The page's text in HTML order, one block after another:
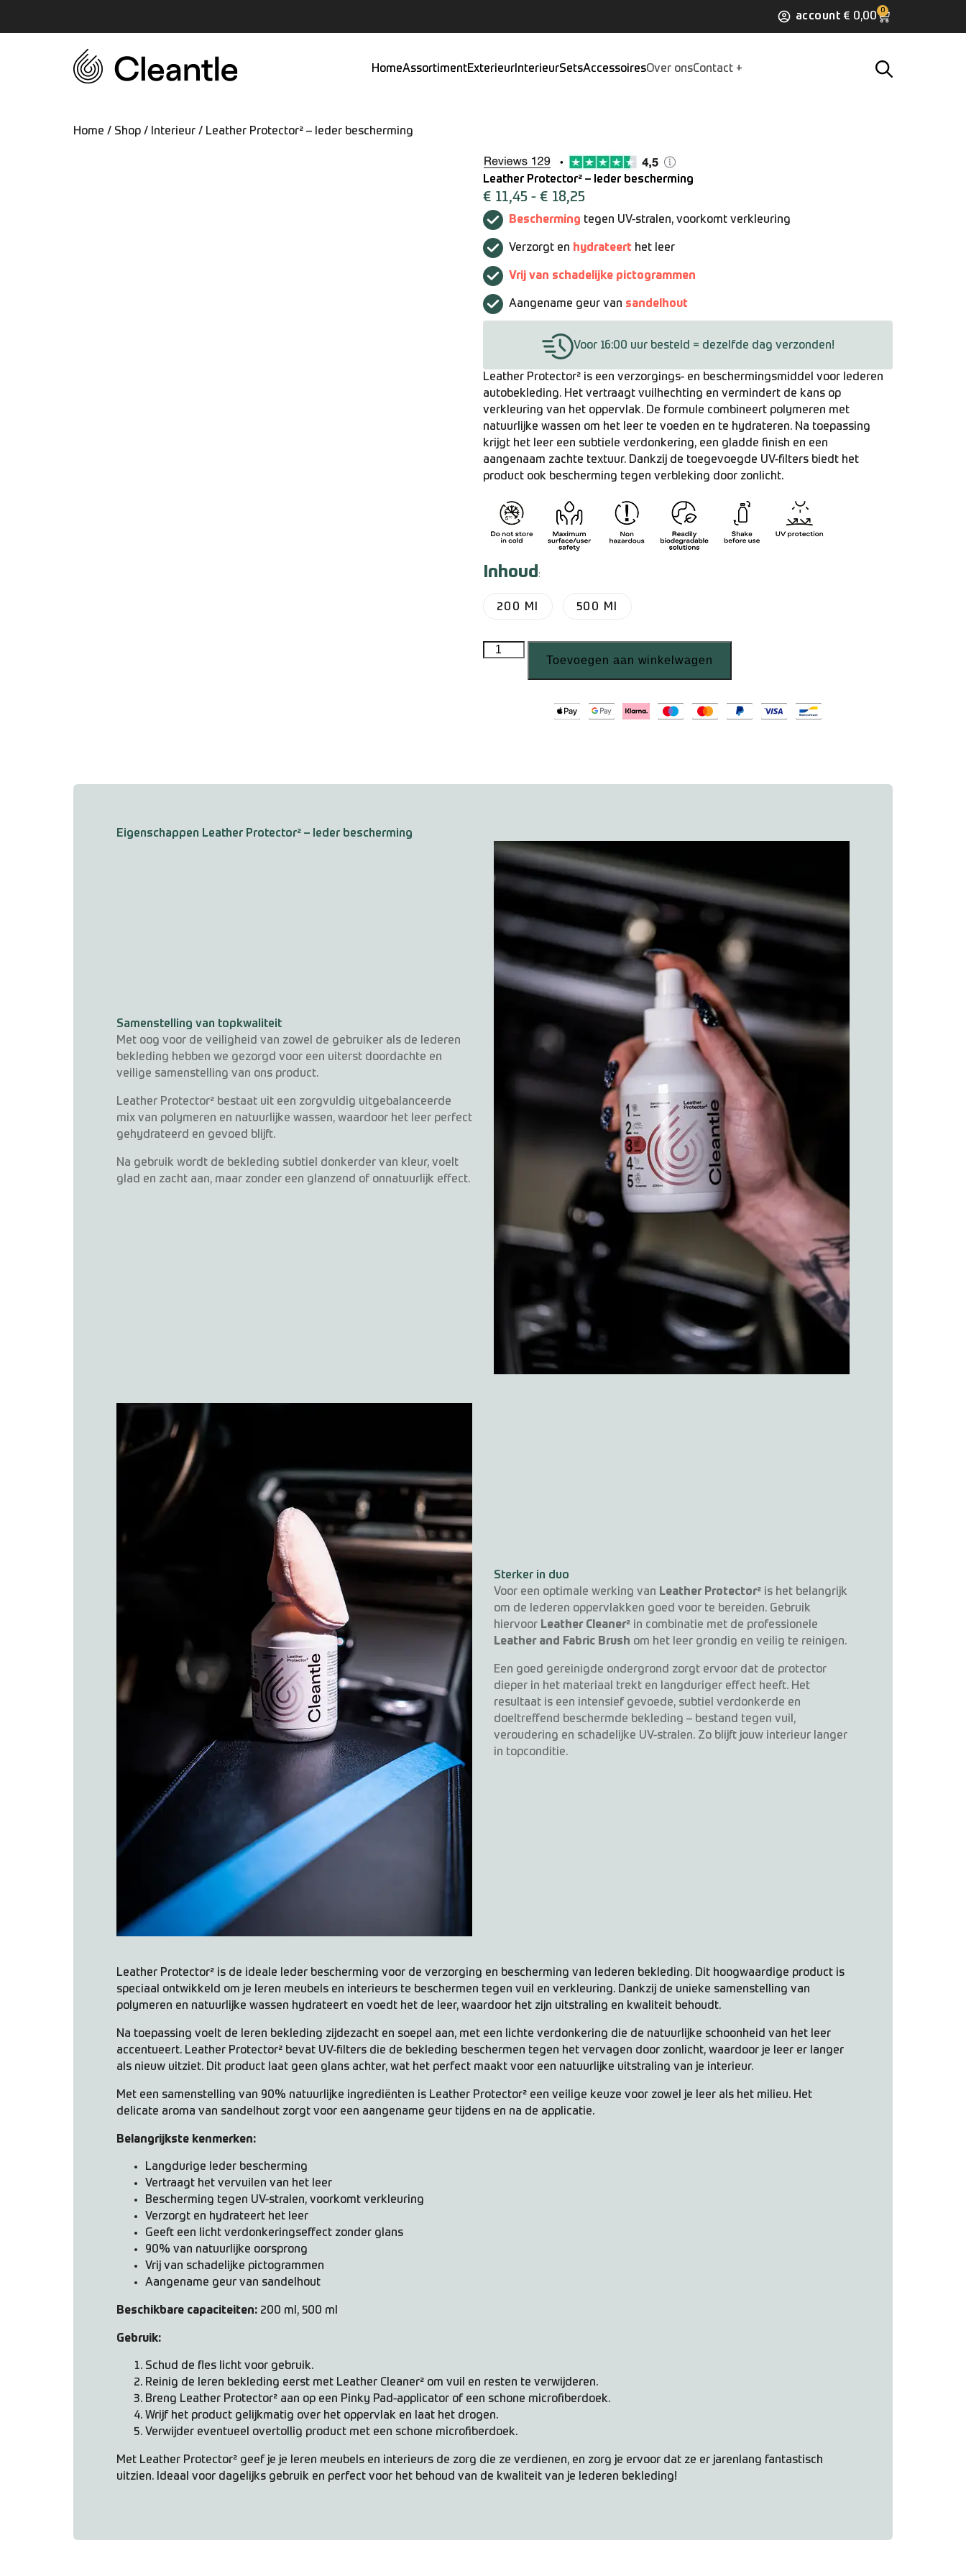
account € 0,00
0
HomeAssortimentExterieurInterieurSetsAccessoiresOver onsContact
Home / Shop / Interieur / Leather Protector² – leder bescherming
Leather Protector² – leder bescherming
€ 11,45 - € 18,25
Bescherming tegen UV-stralen, voorkomt verkleuring
Verzorgt en hydrateert het leer
Vrij van schadelijke pictogrammen
Aangename geur van sandelhout
Voor 16:00 uur besteld = dezelfde dag verzonden!
Leather Protector² is een verzorgings- en beschermingsmiddel voor lederen
autobekleding. Het vertraagt vuilhechting en vermindert de kans op
verkleuring van het oppervlak. De formule combineert polymeren met
natuurlijke wassen om het leer te voeden en te hydrateren. Na toepassing
krijgt het leer een subtiele verdonkering, een gladde finish en een
aangenaam zachte textuur. Dankzij de toegevoegde UV-filters biedt het
product ook bescherming tegen verbleking door zonlicht.
Inhoud:
200 Ml 500 Ml
Toevoegen aan winkelwagen
Eigenschappen Leather Protector² – leder bescherming
Samenstelling van topkwaliteit
Met oog voor de veiligheid van zowel de gebruiker als de lederen
bekleding hebben we gezorgd voor een uiterst doordachte en
veilige samenstelling van ons product.
Leather Protector² bestaat uit een zorgvuldig uitgebalanceerde
mix van polymeren en natuurlijke wassen, waardoor het leer perfect
gehydrateerd en gevoed blijft.
Na gebruik wordt de bekleding subtiel donkerder van kleur, voelt
glad en zacht aan, maar zonder een glanzend of onnatuurlijk effect.
Sterker in duo
Voor een optimale werking van Leather Protector² is het belangrijk
om de lederen oppervlakken goed voor te bereiden. Gebruik
hiervoor Leather Cleaner² in combinatie met de professionele
Leather and Fabric Brush om het leer grondig en veilig te reinigen.
Een goed gereinigde ondergrond zorgt ervoor dat de protector
dieper in het materiaal trekt en langduriger effect heeft. Het
resultaat is een intensief gevoede, subtiel verdonkerde en
doeltreffend beschermde bekleding – bestand tegen vuil,
veroudering en schadelijke UV-stralen. Zo blijft jouw interieur langer
in topconditie.
Leather Protector² is de ideale leder bescherming voor de verzorging en bescherming van lederen bekleding. Dit hoogwaardige product is
speciaal ontwikkeld om je leren meubels en interieurs te beschermen tegen vuil en verkleuring. Dankzij de unieke samenstelling van
polymeren en natuurlijke wassen hydrateert en voedt het de leer, waardoor het zijn uitstraling en kwaliteit behoudt.
Na toepassing voelt de leren bekleding zijdezacht en soepel aan, met een lichte verdonkering die de natuurlijke schoonheid van het leer
accentueert. Leather Protector² bevat UV-filters die de bekleding beschermen tegen het vervagen door zonlicht, waardoor je leer er langer
als nieuw uitziet. Dit product laat geen glans achter, wat het perfect maakt voor een natuurlijke uitstraling van je interieur.
Met een samenstelling van 90% natuurlijke ingrediënten is Leather Protector² een veilige keuze voor zowel je leer als het milieu. Het
delicate aroma van sandelhout zorgt voor een aangename geur tijdens en na de applicatie.
Belangrijkste kenmerken:
Langdurige leder bescherming
Vertraagt het vervuilen van het leer
Bescherming tegen UV-stralen, voorkomt verkleuring
Verzorgt en hydrateert het leer
Geeft een licht verdonkeringseffect zonder glans
90% van natuurlijke oorsprong
Vrij van schadelijke pictogrammen
Aangename geur van sandelhout
Beschikbare capaciteiten: 200 ml, 500 ml
Gebruik:
Schud de fles licht voor gebruik.
Reinig de leren bekleding eerst met Leather Cleaner² om vuil en resten te verwijderen.
Breng Leather Protector² aan op een Pinky Pad-applicator of een schone microfiberdoek.
Wrijf het product gelijkmatig over het oppervlak en laat het drogen.
Verwijder eventueel overtollig product met een schone microfiberdoek.
Met Leather Protector² geef je je leren meubels en interieurs de zorg die ze verdienen, en zorg je ervoor dat ze er jarenlang fantastisch
uitzien. Ideaal voor dagelijks gebruik en perfect voor het behoud van de kwaliteit van je lederen bekleding!